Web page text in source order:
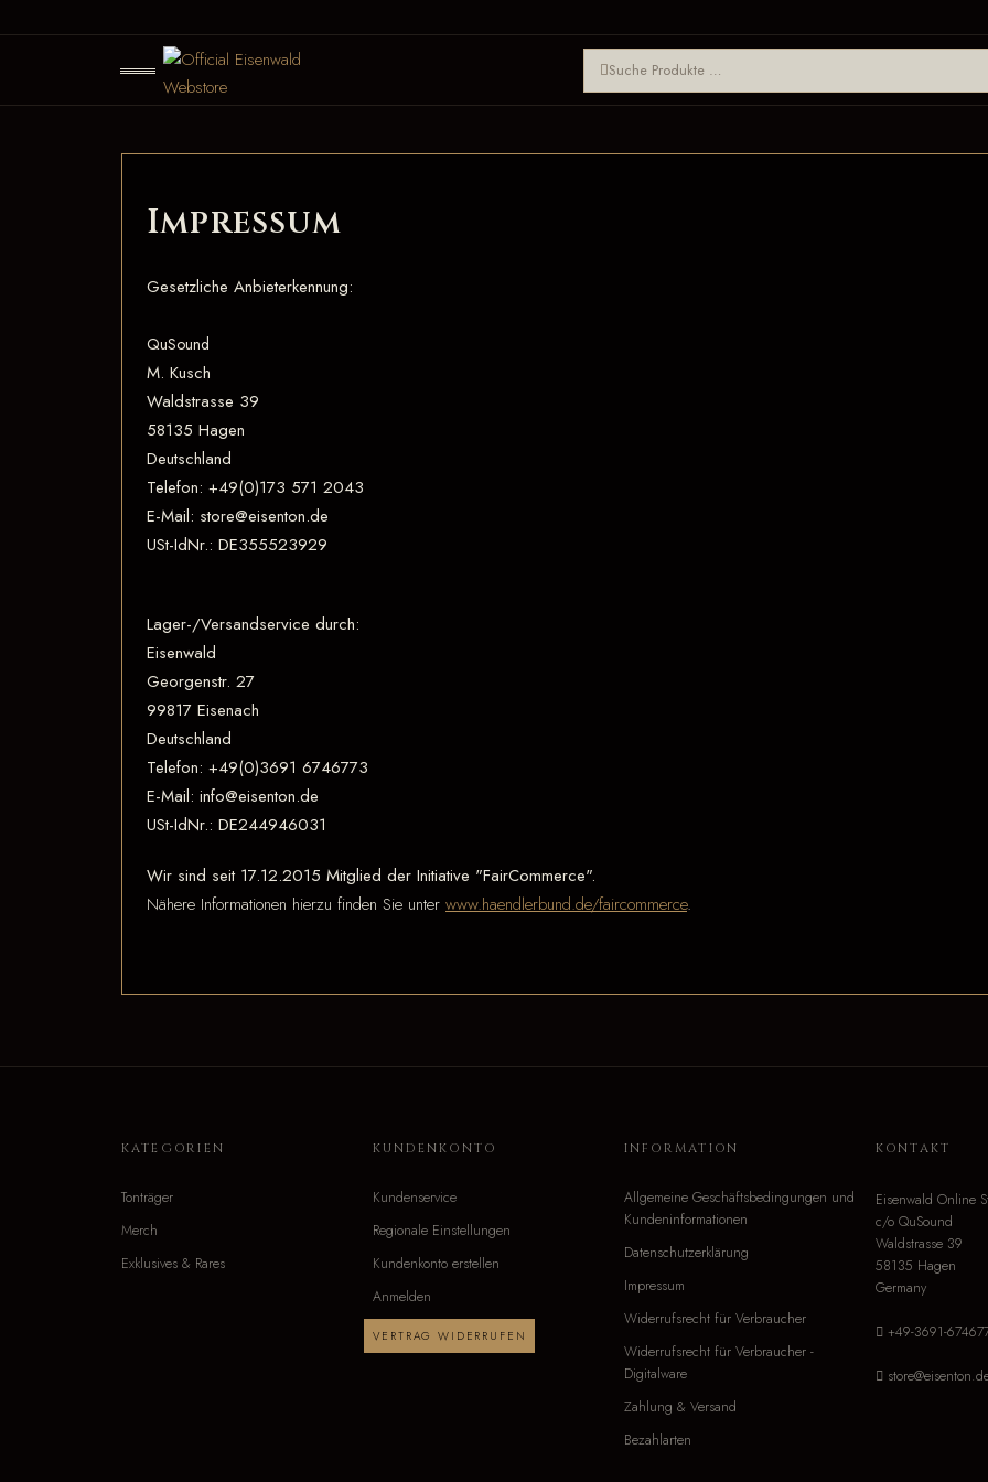
Impressum
Gesetzliche Anbieterkennung:
QuSound
M. Kusch
Waldstrasse 39
58135 Hagen
Deutschland
Telefon: +49(0)173 571 2043
E-Mail: store@eisenton.de
USt-IdNr.: DE355523929
Lager-/Versandservice durch:
Eisenwald
Georgenstr. 27
99817 Eisenach
Deutschland
Telefon: +49(0)3691 6746773
E-Mail: info@eisenton.de
USt-IdNr.: DE244946031
Wir sind seit 17.12.2015 Mitglied der Initiative "FairCommerce".
Nähere Informationen hierzu finden Sie unter www.haendlerbund.de/faircommerce.
KATEGORIEN
Tonträger
Merch
Exklusives & Rares
KUNDENKONTO
Kundenservice
Regionale Einstellungen
Kundenkonto erstellen
Anmelden
VERTRAG WIDERRUFEN
INFORMATION
Allgemeine Geschäftsbedingungen und
Kundeninformationen
Datenschutzerklärung
Impressum
Widerrufsrecht für Verbraucher
Widerrufsrecht für Verbraucher -
Digitalware
Zahlung & Versand
Bezahlarten
KONTAKT
Eisenwald Online
c/o QuSound
Waldstrasse 39
58135 Hagen
Germany
+49-3691-